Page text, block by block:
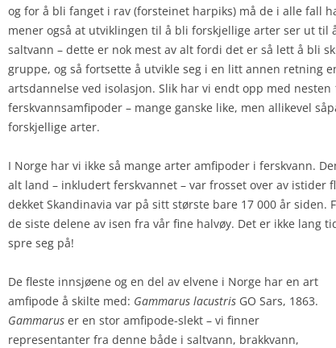
og for å bli fanget i rav (forsteinet harpiks) må de i alle fall
mener også at utviklingen til å bli forskjellige arter ser ut til
saltvann – dette er nok mest av alt fordi det er så lett å bli
gruppe, og så fortsette å utvikle seg i en litt annen retning
artsdannelse ved isolasjon. Slik har vi endt opp med nesten
ferskvannsamfipoder – mange ganske like, men allikevel
forskjellige arter.
I Norge har vi ikke så mange arter amfipoder i ferskvann.
alt land – inkludert ferskvannet – var frosset over av istider
dekket Skandinavia var på sitt største bare 17 000 år siden.
de siste delene av isen fra vår fine halvøy. Det er ikke lang
spre seg på!
De fleste innsjøene og en del av elvene i Norge har en art
amfipode å skilte med: Gammarus lacustris GO Sars, 1863.
Gammarus er en stor amfipode-slekt – vi finner
representanter fra denne både i saltvann, brakkvann,